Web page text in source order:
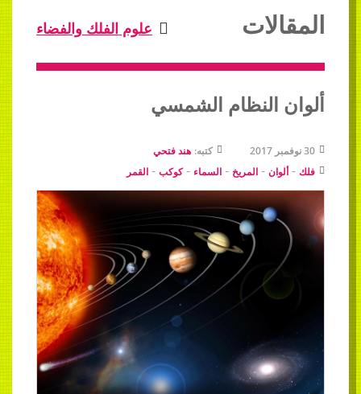
علوم الفلك والفضاء المقالات
ألوان النظام الشمسي
30 نوفمبر 2017 كتبه: هند فتحي
فلك -ألوان - المريخ - السماء -كوكب - القمر